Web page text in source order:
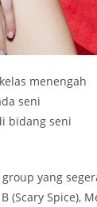
menengah
seni
bidang seni
yang
(Scary Spice),